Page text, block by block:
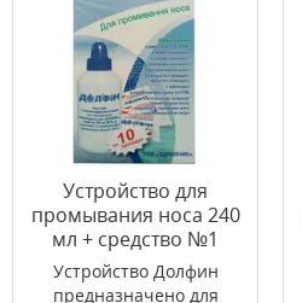
Устройство для
промывания носа 240
мл + средство №1
пакеты по 2 г №10
Устройство Долфин
предназначено для